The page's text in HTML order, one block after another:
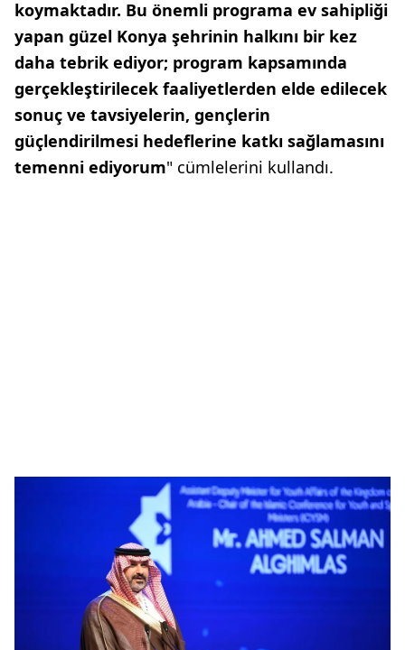
koymaktadır. Bu önemli programa ev sahipliği
yapan güzel Konya şehrinin halkını bir kez
daha tebrik ediyor; program kapsamında
gerçekleştirilecek faaliyetlerden elde edilecek
sonuç ve tavsiyelerin, gençlerin
güçlendirilmesi hedeflerine katkı sağlamasını
temenni ediyorum" cümlelerini kullandı.